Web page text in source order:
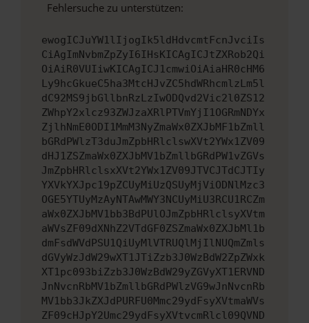
Fehlersuche zu unterstützen:
ewogICJuYW1lIjogIk5ldHdvcmtFcnJvciIs
CiAgImNvbmZpZyI6IHsKICAgICJtZXRob2Qi
OiAiR0VUIiwKICAgICJ1cmwiOiAiaHR0cHM6
Ly9hcGkueC5ha3MtcHJvZC5hdWRhcmlzLm5l
dC92MS9jbGllbnRzLzIwODQvd2Vic2l0ZS12
ZWhpY2xlcz93ZWJzaXRlPTVmYjI1OGRmNDYx
ZjlhNmE0ODI1MmM3NyZmaWx0ZXJbMF1bZmll
bGRdPWlzT3duJmZpbHRlclswXVt2YWx1ZV09
dHJ1ZSZmaWx0ZXJbMV1bZmllbGRdPW1vZGVs
JmZpbHRlclsxXVt2YWx1ZV09JTVCJTdCJTIy
YXVkYXJpc19pZCUyMiUzQSUyMjViODNlMzc3
OGE5YTUyMzAyNTAwMWY3NCUyMiU3RCU1RCZm
aWx0ZXJbMV1bb3BdPUlOJmZpbHRlclsyXVtm
aWVsZF09dXNhZ2VTdGF0ZSZmaWx0ZXJbMl1b
dmFsdWVdPSU1QiUyMlVTRUQlMjIlNUQmZmls
dGVyWzJdW29wXT1JTiZzb3J0WzBdW2ZpZWxk
XT1pc093biZzb3J0WzBdW29yZGVyXT1ERVND
JnNvcnRbMV1bZmllbGRdPWlzVG9wJnNvcnRb
MV1bb3JkZXJdPURFU0Mmc29ydFsyXVtmaWVs
ZF09cHJpY2Umc29ydFsyXVtvcmRlcl09QVND